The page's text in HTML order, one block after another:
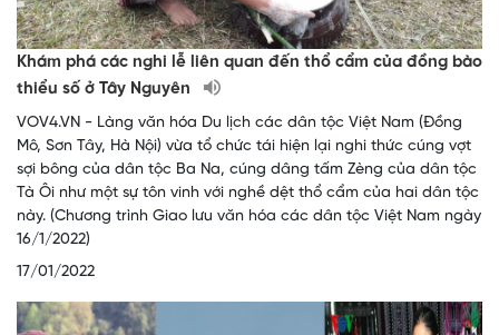
Khám phá các nghi lễ liên quan đến thổ cẩm của đồng bào
thiểu số ở Tây Nguyên
VOV4.VN - Làng văn hóa Du lịch các dân tộc Việt Nam (Đồng
Mô, Sơn Tây, Hà Nội) vừa tổ chức tái hiện lại nghi thức cúng vợt
sợi bông của dân tộc Ba Na, cúng dâng tấm Zèng của dân tộc
Tà Ôi như một sự tôn vinh với nghề dệt thổ cẩm của hai dân tộc
này. (Chương trình Giao lưu văn hóa các dân tộc Việt Nam ngày
16/1/2022)
17/01/2022